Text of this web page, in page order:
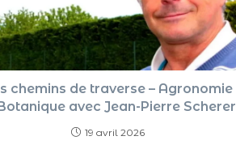
chemins de traverse – Agronomie
avec Jean-Pierre Scherer
19 avril 2026